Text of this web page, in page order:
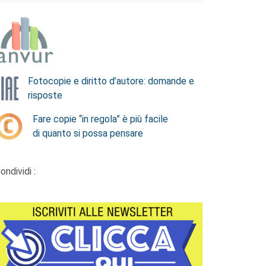
Fotocopie e diritto d’autore: domande e
risposte
Fare copie “in regola” è più facile
di quanto si possa pensare
: